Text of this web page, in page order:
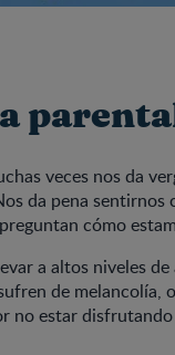
veces nos da
da pena sentirnos
cómo
a altos niveles de
de melancolía,
no estar